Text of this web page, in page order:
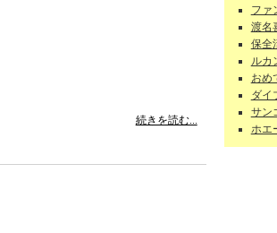
続きを読む...
ファ
渡名
保全
ルカ
おめ
ダイ
サン
ホエ